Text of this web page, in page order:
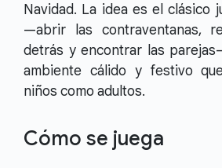
Navidad. La idea es el clásico
—abrir las contraventanas,
detrás y encontrar las
ambiente cálido y festivo
niños como adultos.
Cómo se juega